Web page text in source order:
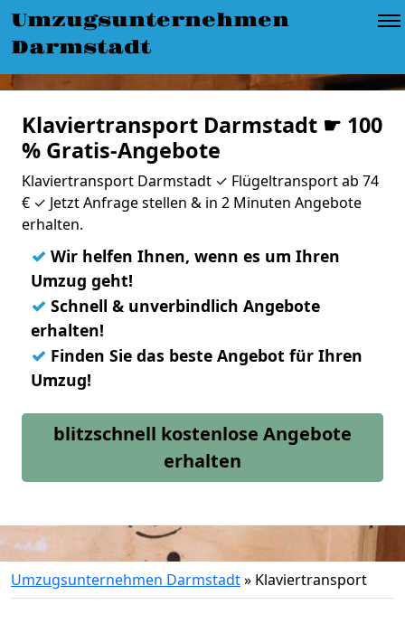
Umzugsunternehmen
Darmstadt
Klaviertransport Darmstadt ☛ 100
% Gratis-Angebote
Klaviertransport Darmstadt ✓ Flügeltransport ab 74
€ ✓ Jetzt Anfrage stellen & in 2 Minuten Angebote
erhalten.
✓ Wir helfen Ihnen, wenn es um Ihren
Umzug geht!
✓ Schnell & unverbindlich Angebote
erhalten!
✓ Finden Sie das beste Angebot für Ihren
Umzug!
blitzschnell kostenlose Angebote
erhalten
Umzugsunternehmen Darmstadt» Klaviertransport